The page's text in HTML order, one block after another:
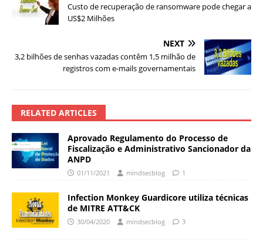
Custo de recuperação de ransomware pode chegar a
US$2 Milhões
NEXT
3,2 bilhões de senhas vazadas contêm 1,5 milhão de
registros com e-mails governamentais
RELATED ARTICLES
Aprovado Regulamento do Processo de
Fiscalização e Administrativo Sancionador da
ANPD
01/11/2021 mindsecblog 1
Infection Monkey Guardicore utiliza técnicas
de MITRE ATT&CK
30/04/2020 mindsecblog 3